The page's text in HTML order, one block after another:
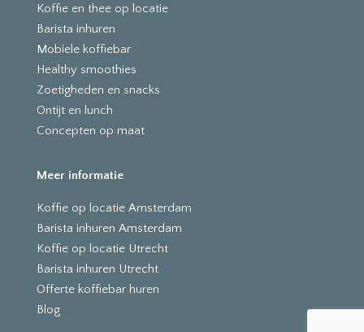
Koffie en thee op locatie
Barista inhuren
Mobiele koffiebar
Healthy smoothies
Zoetigheden en snacks
Ontijt en lunch
Concepten op maat
Meer informatie
Koffie op locatie Amsterdam
Barista inhuren Amsterdam
Koffie op locatie Utrecht
Barista inhuren Utrecht
Offerte koffiebar huren
Blog